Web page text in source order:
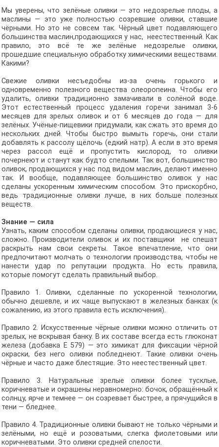
Мы уверены, что зелёные оливки — это недозрелые плоды, а
маслины — это уже полностью созревшие оливки, ставшие
чёрными. Но это не совсем так. Чёрный цвет подавляющего
большинства маслин,продающихся у нас, неестественный. Как
правило, это всё те же зелёные недозрелые оливки,
прошедшие специальную обработку химическими веществами.
Какими?
Свежие оливки несъедобны из-за очень горького и
одновременно полезного вещества олеоропеина. Чтобы его
удалить, оливки традиционно замачивали в солёной воде.
Этот естественный процесс удаления горечи занимал 3-6
месяцев для зрелых оливок и от 6 месяцев до года — для
зелёных. Учёные-пищевики придумали, как сжать это время до
нескольких дней. Чтобы быстро вымыть горечь, они стали
добавлять к рассолу щёлочь (едкий натр). А если в это время
через рассол ещё и пропустить кислород, то оливки
почернеют и станут как будто спелыми. Так вот, большинство
оливок, продающихся у нас под видом маслин, делают именно
так. И вообще, подавляющее большинство оливок у нас
сделаны ускоренным химическим способом. Это прискорбно,
ведь традиционные оливки лучше, в них больше полезных
веществ.
Знание — сила
Узнать, каким способом сделаны оливки, продающиеся у нас,
сложно. Производители оливок и их поставщики не спешат
раскрыть нам свои секреты. Такое впечатление, что они
предпочитают молчать о технологии производства, чтобы не
нанести удар по репутации продукта. Но есть правила,
которые помогут сделать правильный выбор.
Правило 1. Оливки, сделанные по ускоренной технологии,
обычно дешевле, и их чаще выпускают в железных банках (к
сожалению, из этого правила есть исключения).
Правило 2. Искусственные чёрные оливки можно отличить от
зрелых, не вскрывая банку. В их составе всегда есть глюконат
железа (добавка Е 579) — это химикат для фиксации чёрной
окраски, без него оливки побледнеют. Такие оливки очень
чёрные и часто даже блестящие. Это неестественный цвет.
Правило 3. Натуральные зрелые оливки более тусклые,
коричневатые и окрашены неравномерно: бочок, обращённый к
солнцу, ярче и темнее — он созревает быстрее, а прячущийся в
тени — бледнее.
Правило 4. Традиционные оливки бывают не только чёрными и
зелёными, но ещё и розоватыми, слегка фиолетовыми или
коричневатыми. Это оливки средней спелости.